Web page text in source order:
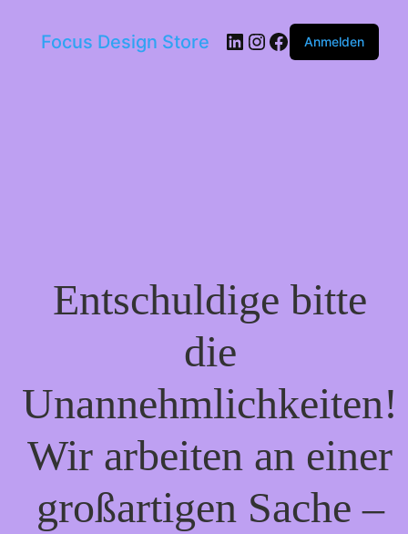
Focus Design Store LinkedIn
Instagram
Facebook
Anmelden
Entschuldige bitte
die
Unannehmlichkeiten!
Wir arbeiten an einer
großartigen Sache –